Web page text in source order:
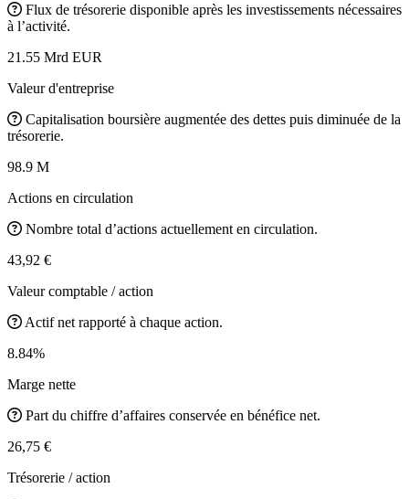
Flux de trésorerie disponible après les investissements nécessaires
à l’activité.
21.55 Mrd EUR
Valeur d'entreprise
Capitalisation boursière augmentée des dettes puis diminuée de la
trésorerie.
98.9 M
Actions en circulation
Nombre total d’actions actuellement en circulation.
43,92 €
Valeur comptable / action
Actif net rapporté à chaque action.
8.84%
Marge nette
Part du chiffre d’affaires conservée en bénéfice net.
26,75 €
Trésorerie / action